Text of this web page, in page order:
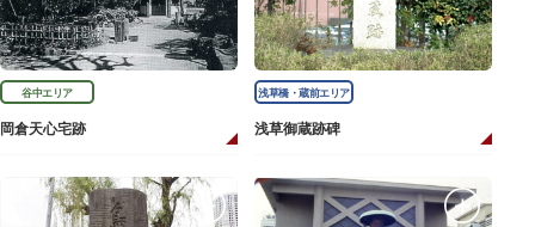
谷中エリア
岡倉天心宅跡
浅草橋・蔵前エリア
浅草御蔵跡碑